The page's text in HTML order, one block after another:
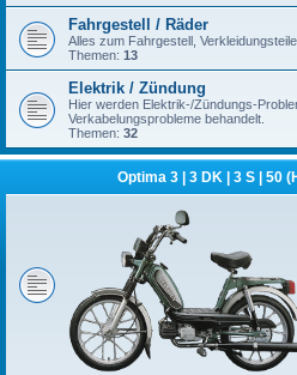
Fahrgestell / Räder
Alles zum Fahrgestell,
Themen: 13
Elektrik / Zündung
Hier werden Elektrik-/Zündungs-
Verkabelungsprobleme behandelt.
Themen: 32
Optima 3 | 3 DK | 3 S | 50